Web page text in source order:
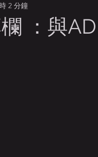
：與
2 分鐘